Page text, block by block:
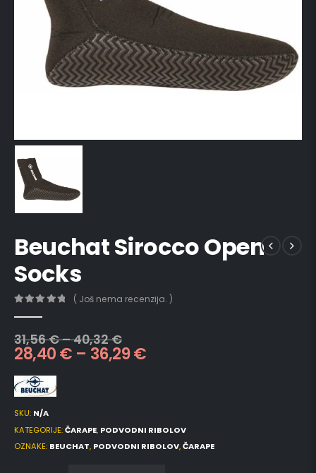
Beuchat Sirocco Open
Socks
( Još nema recenzija. )
31,56€–40,32€
28,40€ – 36,29€
SKU: N/A
KATEGORIJE:ČARAPE, PODVODNI RIBOLOV
OZNAKE: BEUCHAT, PODVODNI RIBOLOV,ČARAPE